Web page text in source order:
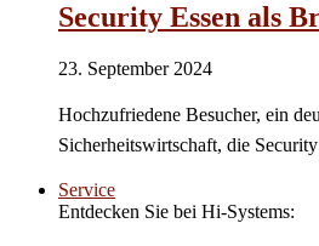
Security Essen als
23. September 2024
Hochzufriedene Besucher, ein
Sicherheitswirtschaft, die
Service
Entdecken Sie bei Hi-Systems: